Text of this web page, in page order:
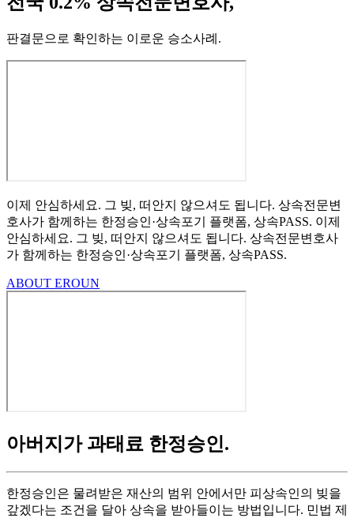
판결문으로 확인하는 이로운 승소사례 .
이제 안심하세요. 그 빚, 떠안지 않으셔도 됩니다. 상속전문변
호사가 함께하는 한정승인·상속포기 플랫폼, 상속PASS. 이제
안심하세요. 그 빚, 떠안지 않으셔도 됩니다. 상속전문변호사
가 함께하는 한정승인·상속포기 플랫폼, 상속PASS.
ABOUT EROUN
아버지가 과태료 한정승인.
한정승인은 물려받은 재산의 범위 안에서만 피상속인의 빚을
갚겠다는 조건을 달아 상속을 받아들이는 방법입니다. 민법 제